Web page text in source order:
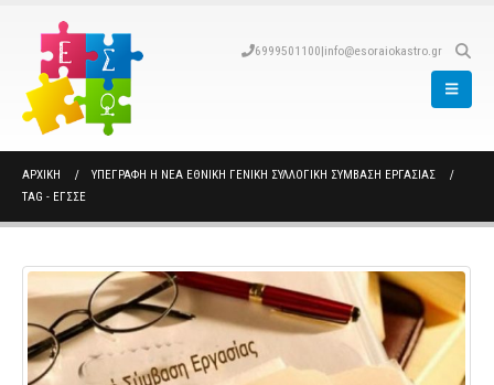
6999501100|info@esoraiokastro.gr
ΑΡΧΙΚΉ
ΥΠΕΓΡΑΦΗ Η ΝΕΑ ΕΘΝΙΚΗ ΓΕΝΙΚΗ ΣΥΛΛΟΓΙΚΗ ΣΥΜΒΑΣΗ ΕΡΓΑΣΙΑΣ
TAG - ΕΓΣΣΕ